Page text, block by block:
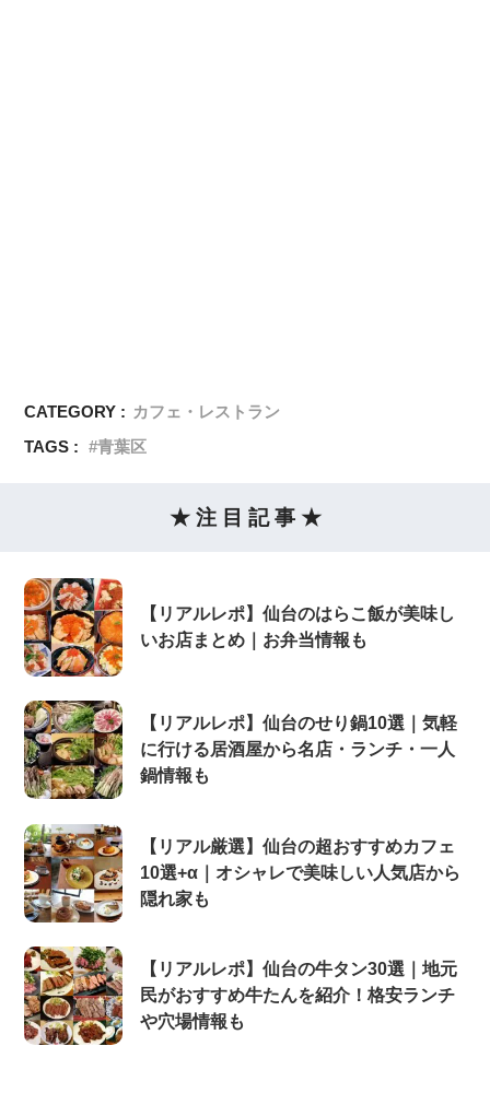
CATEGORY : カフェ・レストラン
TAGS :
青葉区
★ 注 目 記 事 ★
【リアルレポ】仙台のはらこ飯が美味し
いお店まとめ｜お弁当情報も
【リアルレポ】仙台のせり鍋10選｜気軽
に行ける居酒屋から名店・ランチ・一人
鍋情報も
【リアル厳選】仙台の超おすすめカフェ
10選+α｜オシャレで美味しい人気店から
隠れ家も
【リアルレポ】仙台の牛タン30選｜地元
民がおすすめ牛たんを紹介！格安ランチ
や穴場情報も